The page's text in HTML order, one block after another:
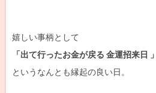
嬉しい事柄として
「出て行ったお金が戻る 金運招来日 」
というなんとも縁起の良い日。